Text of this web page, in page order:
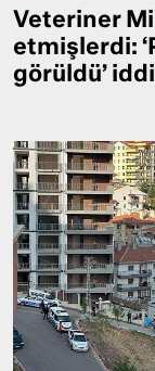
Veteriner
etmişlerdi:
görüldü’